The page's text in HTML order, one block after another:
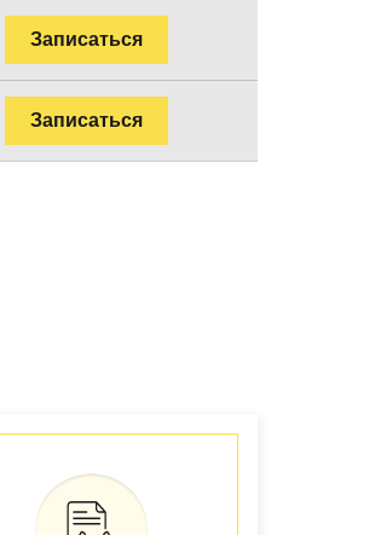
Записаться
Записаться